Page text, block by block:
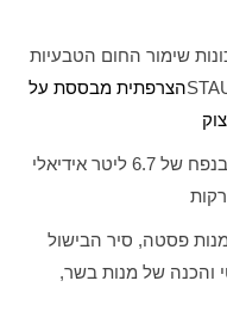
שימור החום הטבעיות
הצרפתית מבססת על
סיר בישול מברזל יצוק בקוטר 28 ס"מ ובנפח של 6.7 ליטר אידיאלי
פסטה, סיר הבישול
והכנה של מנות בשר,